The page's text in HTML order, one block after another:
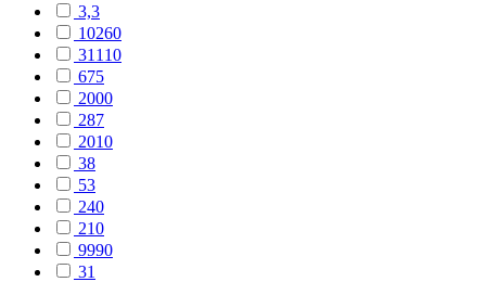
3,3
10260
31110
675
2000
287
2010
38
53
240
210
9990
31